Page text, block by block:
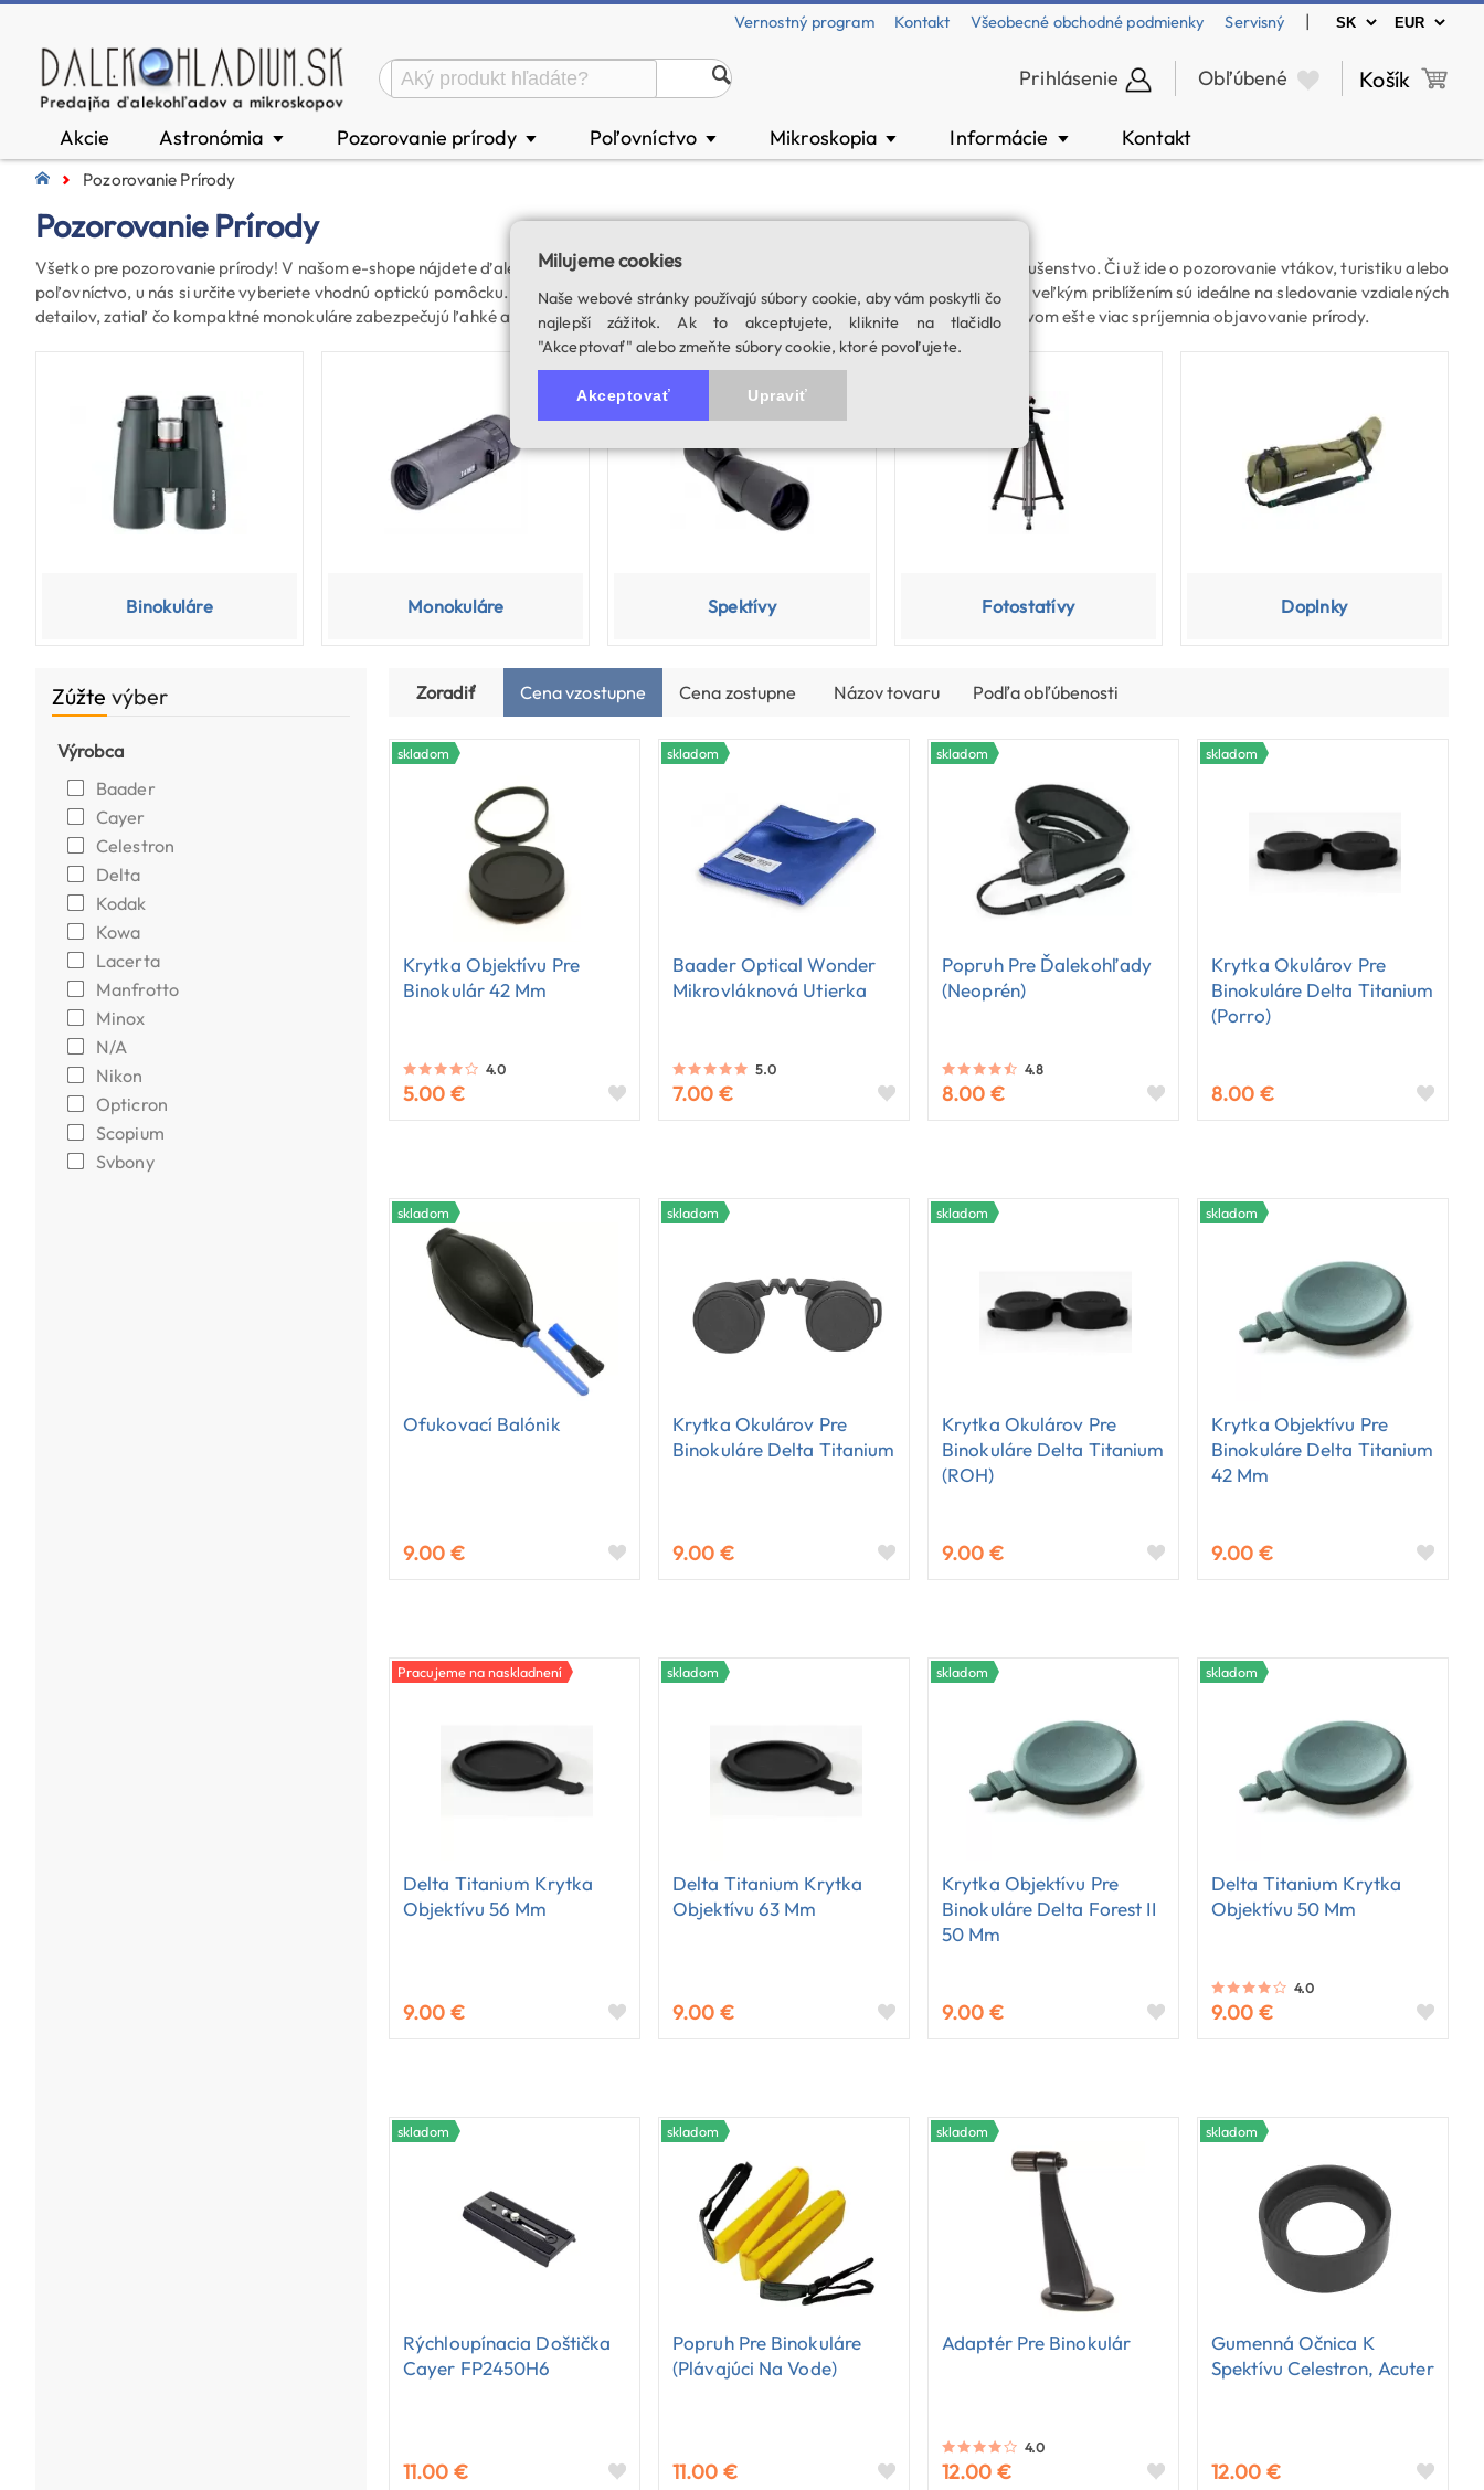
Vernostný program Kontakt Všeobecné obchodné podmienky Servisný |
Prihlásenie Obľúbené Košík
Akcie Astronómia ▼ Pozorovanie prírody ▼ Poľovníctvo ▼ Mikroskopia ▼ Informácie ▼ Kontakt
Pozorovanie Prírody
Pozorovanie Prírody
Všetko pre pozorovanie prírody! V našom e-shope nájdete ďalekohľady, pozorovacie ďalekohľady (spektívy), monokuláre a ich príslušenstvo. Či už ide o pozorovanie vtákov, turistiku alebo
poľovníctvo, u nás si určite vyberiete vhodnú optickú pomôcku. Binokuláre ponúkajú pohodlné pozorovanie oboma očami, spektívy s veľkým priblížením sú ideálne na sledovanie vzdialených
detailov, zatiaľ čo kompaktné monokuláre zabezpečujú ľahké a rýchle použitie. Kvalitné zariadenia odolné voči poveternostným vplyvom ešte viac spríjemnia objavovanie prírody.
Binokuláre Monokuláre Spektívy Fotostatívy Doplnky
Zúžte výber
Výrobca
Baader
Cayer
Celestron
Delta
Kodak
Kowa
Lacerta
Manfrotto
Minox
N/A
Nikon
Opticron
Scopium
Svbony
Zoradiť Cena vzostupne Cena zostupne Názov tovaru Podľa obľúbenosti
skladom
Krytka Objektívu Pre
Binokulár 42 Mm
4.0
5.00 €
skladom
Baader Optical Wonder
Mikrovláknová Utierka
5.0
7.00 €
skladom
Popruh Pre Ďalekohľady
(neoprén)
4.8
8.00 €
skladom
Krytka Okulárov Pre
Binokuláre Delta Titanium
(Porro)
8.00 €
skladom
Ofukovací Balónik
9.00 €
skladom
Krytka Okulárov Pre
Binokuláre Delta Titanium
9.00 €
skladom
Krytka Okulárov Pre
Binokuláre Delta Titanium
(ROH)
9.00 €
skladom
Krytka Objektívu Pre
Binokuláre Delta Titanium
42 Mm
9.00 €
Pracujeme na naskladnení
Delta Titanium Krytka
Objektívu 56 Mm
9.00 €
skladom
Delta Titanium Krytka
Objektívu 63 Mm
9.00 €
skladom
Krytka Objektívu Pre
Binokuláre Delta Forest II
50 Mm
9.00 €
skladom
Delta Titanium Krytka
Objektívu 50 Mm
4.0
9.00 €
skladom
Rýchloupínacia Doštička
Cayer FP2450H6
11.00 €
skladom
Popruh Pre Binokuláre
(plávajúci Na Vode)
11.00 €
skladom
Adaptér Pre Binokulár
4.0
12.00 €
skladom
Gumenná Očnica K
Spektívu Celestron, Acuter
12.00 €
Milujeme cookies
Naše webové stránky používajú súbory cookie, aby vám poskytli čo
najlepší zážitok. Ak to akceptujete, kliknite na tlačidlo
"Akceptovať" alebo zmeňte súbory cookie, ktoré povoľujete.
Akceptovať Upraviť